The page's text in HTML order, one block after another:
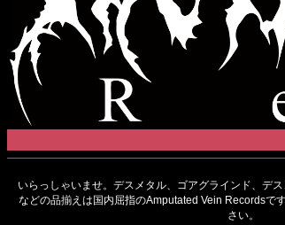
いらっしゃいませ。デスメタル、ゴアグラインド、デ
などの品揃えは国内屈指のAmputated Vein Recordsで
さい。